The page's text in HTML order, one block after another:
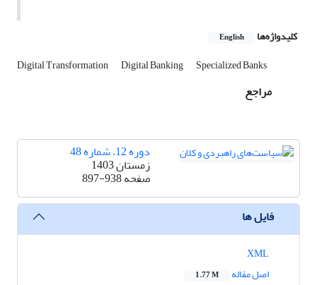
کلیدواژه‌ها English
Digital Transformation Digital Banking Specialized Banks
مراجع
دوره 12، شماره 48
زمستان 1403
صفحه897-938
فایل ها
اصل مقاله
1.77 M